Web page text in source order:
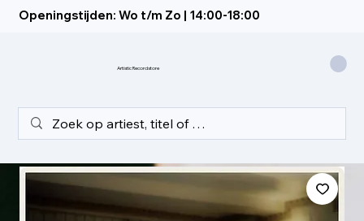
Openingstijden: Wo t/m Zo | 14:00-18:00
Artistic Recordstore